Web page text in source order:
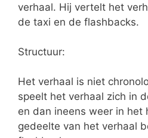
verhaal. Hij vertelt het
de taxi en de flashbacks.
Structuur:
Het verhaal is niet
speelt het verhaal zich in
en dan ineens weer in het
gedeelte van het verhaal